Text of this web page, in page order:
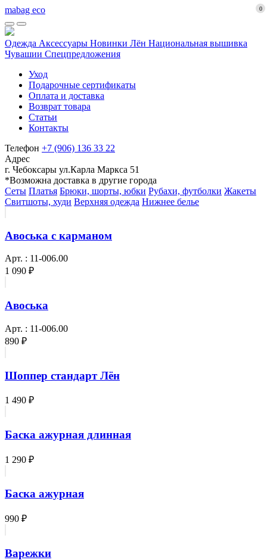
mabag eco
Одежда Аксессуары Новинки Лён Национальная вышивка
Чувашии Спецпредложения
Уход
Подарочные сертификаты
Оплата и доставка
Возврат товара
Статьи
Контакты
Телефон +7 (906) 136 33 22
Адрес
г. Чебоксары ул.Карла Маркса 51
*Возможна доставка в другие города
Сеты Платья Брюки, шорты, юбки Рубахи, футболки Жакеты
Свитшоты, худи Верхняя одежда Нижнее белье
Авоська с карманом
Арт. : 11-006.00
1 090 ₽
Авоська
Арт. : 11-006.00
890 ₽
Шоппер стандарт Лён
1 490 ₽
Баска ажурная длинная
1 290 ₽
Баска ажурная
990 ₽
Варежки
0